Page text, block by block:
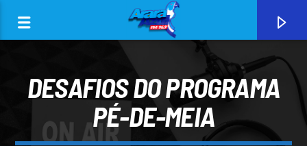
DESAFIOS DO PROGRAMA
PÉ-DE-MEIA